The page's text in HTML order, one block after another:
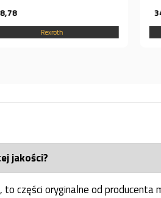
Rexroth
jakości?
części oryginalne od